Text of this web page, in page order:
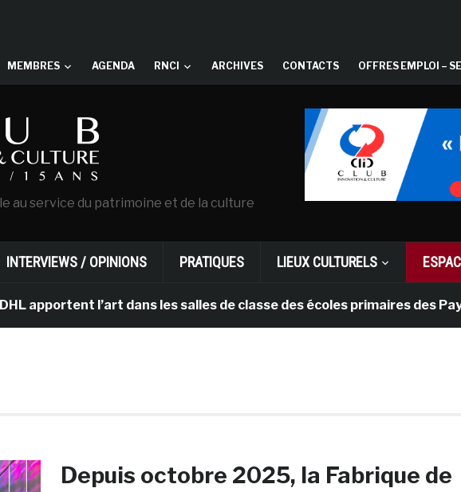
MEMBRES AGENDA RNCI ARCHIVES CONTACTS OFFRES EMPLOI –
au service du patrimoine et de la culture
INTERVIEWS / OPINIONS PRATIQUES LIEUX CULTURELS
l’art dans les salles de classe des écoles primaires des Pays-bas
Depuis octobre 2025, la Fabrique de